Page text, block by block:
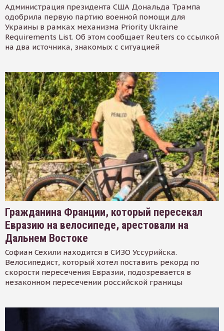
Администрация президента США Дональда Трампа
одобрила первую партию военной помощи для
Украины в рамках механизма Priority Ukraine
Requirements List. Об этом сообщает Reuters со ссылкой
на два источника, знакомых с ситуацией
Гражданина Франции, который пересекал
Евразию на велосипеде, арестовали на
Дальнем Востоке
Софиан Сехили находится в СИЗО Уссурийска.
Велосипедист, который хотел поставить рекорд по
скорости пересечения Евразии, подозревается в
незаконном пересечении российской границы